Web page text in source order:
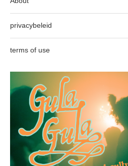
privacybeleid
terms of use